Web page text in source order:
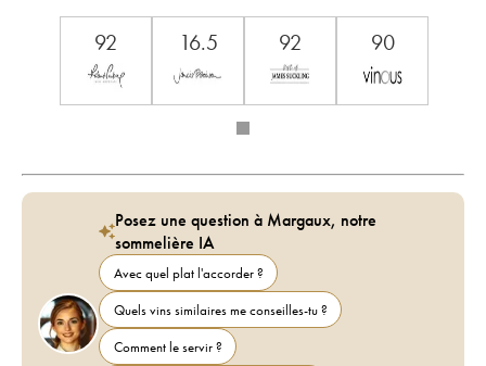
92 16.5 92 90
Posez une question à Margaux, notre
sommelière IA
Avec quel plat l'accorder ?
Quels vins similaires me conseilles-tu ?
Comment le servir ?